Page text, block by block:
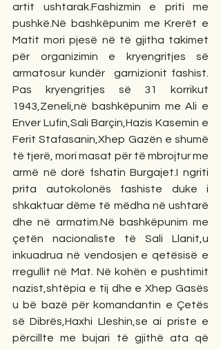
artit ushtarak.Fashizmin e priti me
pushkë.Në bashkëpunim me Krerët e
Matit mori pjesë në të gjitha takimet
për organizimin e kryengritjes së
armatosur kundër  garnizionit fashist.
Pas kryengritjes së 31 korrikut
1943,Zeneli,në bashkëpunim me Ali e
Enver Lufin,Sali Barçin,Hazis Kasemin e
Ferit Stafasanin,Xhep Gazën e shumë
të tjerë, mori masat për të mbrojtur me
armë në dorë fshatin Burgajet.I ngriti
prita autokolonës fashiste duke i
shkaktuar dëme të mëdha në ushtarë
dhe në armatim.Në bashkëpunim me
çetën nacionaliste të Sali Llanit,u
inkuadrua në vendosjen e qetësisë e
rregullit në Mat. Në kohën e pushtimit
nazist,shtëpia e tij dhe e Xhep Gasës
u bë bazë për komandantin e Çetës
së Dibrës,Haxhi Lleshin,se ai priste e
përcillte me bujari të gjithë ata që